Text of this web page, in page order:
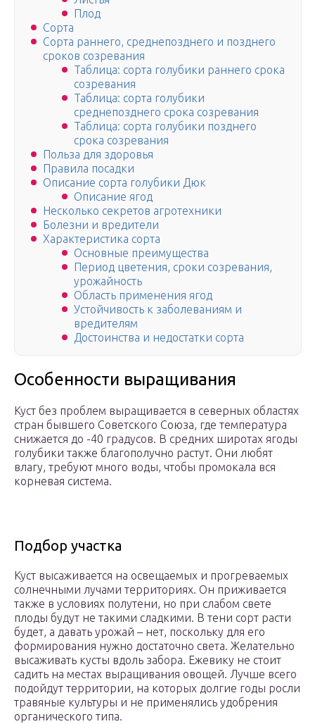
Плод
Сорта
Сорта раннего, среднепозднего и позднего
сроков созревания
Таблица: сорта голубики раннего срока
созревания
Таблица: сорта голубики
среднепозднего срока созревания
Таблица: сорта голубики позднего
срока созревания
Польза для здоровья
Правила посадки
Описание сорта голубики Дюк
Описание ягод
Несколько секретов агротехники
Болезни и вредители
Характеристика сорта
Основные преимущества
Период цветения, сроки созревания,
урожайность
Область применения ягод
Устойчивость к заболеваниям и
вредителям
Достоинства и недостатки сорта
Особенности выращивания
Куст без проблем выращивается в северных областях
стран бывшего Советского Союза, где температура
снижается до -40 градусов. В средних широтах ягоды
голубики также благополучно растут. Они любят
влагу, требуют много воды, чтобы промокала вся
корневая система.
Подбор участка
Куст высаживается на освещаемых и прогреваемых
солнечными лучами территориях. Он приживается
также в условиях полутени, но при слабом свете
плоды будут не такими сладкими. В тени сорт расти
будет, а давать урожай – нет, поскольку для его
формирования нужно достаточно света. Желательно
высаживать кусты вдоль забора. Ежевику не стоит
садить на местах выращивания овощей. Лучше всего
подойдут территории, на которых долгие годы росли
травяные культуры и не применялись удобрения
органического типа.